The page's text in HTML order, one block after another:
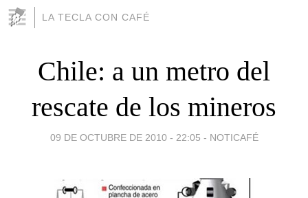
LA TECLA CON CAFÉ
Chile: a un metro del
rescate de los mineros
09 DE OCTUBRE DE 2010 - 22:05 - NOTICAFÉ